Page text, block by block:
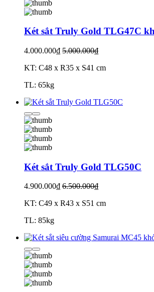
Két sắt Truly Gold TLG47C
4.000.000₫ 5.000.000₫
KT: C48 x R35 x S41 cm
TL: 65kg
Két sắt Truly Gold TLG50C
4.900.000₫ 6.500.000₫
KT: C49 x R43 x S51 cm
TL: 85kg